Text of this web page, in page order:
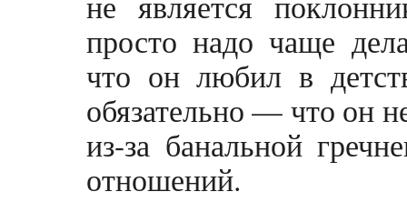
просто надо чаще
что он любил в
обязательно — что он
из-за банальной
отношений.